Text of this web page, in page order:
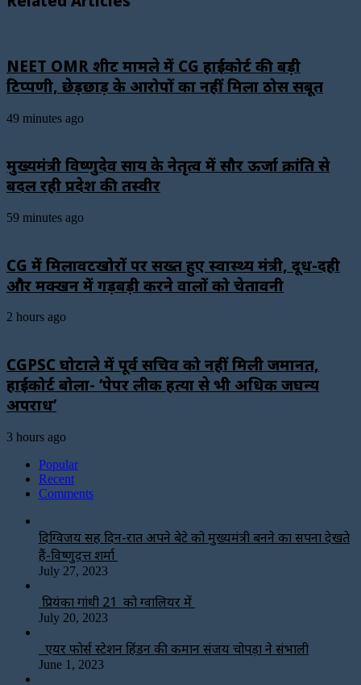
NEET OMR शीट मामले में CG हाईकोर्ट की बड़ी
टिप्पणी, छेड़छाड़ के आरोपों का नहीं मिला ठोस सबूत
49 minutes ago
मुख्यमंत्री विष्णुदेव साय के नेतृत्व में सौर ऊर्जा क्रांति से
बदल रही प्रदेश की तस्वीर
59 minutes ago
CG में मिलावटखोरों पर सख्त हुए स्वास्थ्य मंत्री, दूध-दही
और मक्खन में गड़बड़ी करने वालों को चेतावनी
2 hours ago
CGPSC घोटाले में पूर्व सचिव को नहीं मिली जमानत,
हाईकोर्ट बोला- ‘पेपर लीक हत्या से भी अधिक जघन्य
अपराध’
3 hours ago
Popular
Recent
Comments
दिग्विजय सिंह दिन-रात अपने बेटे को मुख्यमंत्री बनने का सपना देखते
हैं-विष्णुदत्त शर्मा
July 27, 2023
प्रियंका गांधी 21 को ग्वालियर में
July 20, 2023
एयर फोर्स स्टेशन हिंडन की कमान संजय चोपड़ा ने संभाली
June 1, 2023